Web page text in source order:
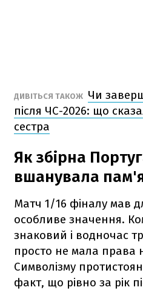
ДИВІТЬСЯ ТАКОЖ Чи
після ЧС-2026: що
сестра
Як збірна
вшанувала
Матч 1/16 фіналу мав
особливе значення.
знаковий і водночас
просто не мала права
Символізму
факт, що рівно за рік